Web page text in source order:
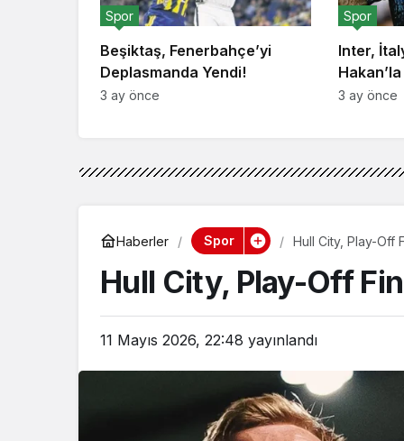
Beşiktaş, Fenerbahçe’yi
Deplasmanda Yendi!
Spor
3 ay önce
Inter,
Spor
3 ay önce
Haberler Spor Hull City, Play-Off
Hull City, Play-Off
11 Mayıs 2026, 22:48 yayınlandı